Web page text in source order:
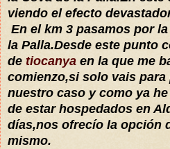
viendo el efecto
En el km 3 pasamos por
la Palla.Desde este punto
de tiocanya en la que me
comienzo,si solo vais para
nuestro caso y como ya
de estar hospedados en
días,nos ofrecío la opción
mismo.